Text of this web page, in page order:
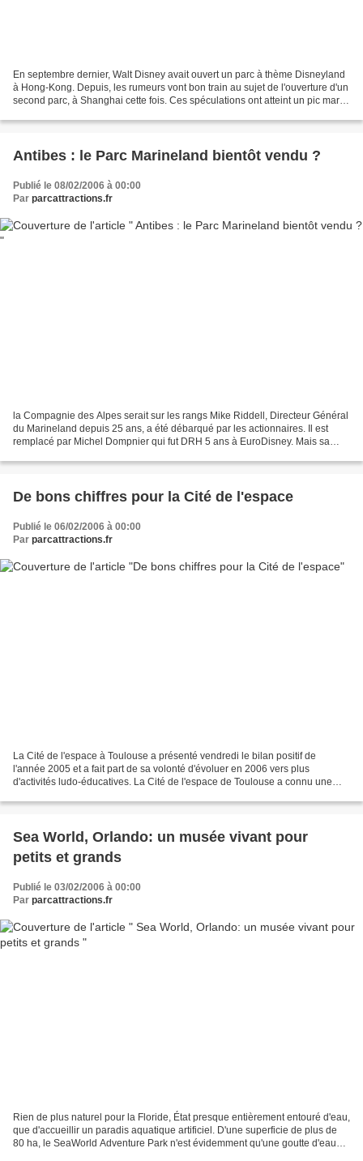
En septembre dernier, Walt Disney avait ouvert un parc à thème Disneyland
à Hong-Kong. Depuis, les rumeurs vont bon train au sujet de l'ouverture d'un
second parc, à Shanghai cette fois. Ces spéculations ont atteint un pic mardi
Antibes : le Parc Marineland bientôt vendu ?
Publié le 08/02/2006 à 00:00
Par parcattractions.fr
la Compagnie des Alpes serait sur les rangs Mike Riddell, Directeur Général
du Marineland depuis 25 ans, a été débarqué par les actionnaires. Il est
remplacé par Michel Dompnier qui fut DRH 5 ans à EuroDisney. Mais sa
De bons chiffres pour la Cité de l'espace
Publié le 06/02/2006 à 00:00
Par parcattractions.fr
La Cité de l'espace à Toulouse a présenté vendredi le bilan positif de
l'année 2005 et a fait part de sa volonté d'évoluer en 2006 vers plus
d'activités ludo-éducatives. La Cité de l'espace de Toulouse a connu une
Sea World, Orlando: un musée vivant pour
petits et grands
Publié le 03/02/2006 à 00:00
Par parcattractions.fr
Rien de plus naturel pour la Floride, État presque entièrement entouré d'eau,
que d'accueillir un paradis aquatique artificiel. D'une superficie de plus de
80 ha, le SeaWorld Adventure Park n'est évidemment qu'une goutte d'eau